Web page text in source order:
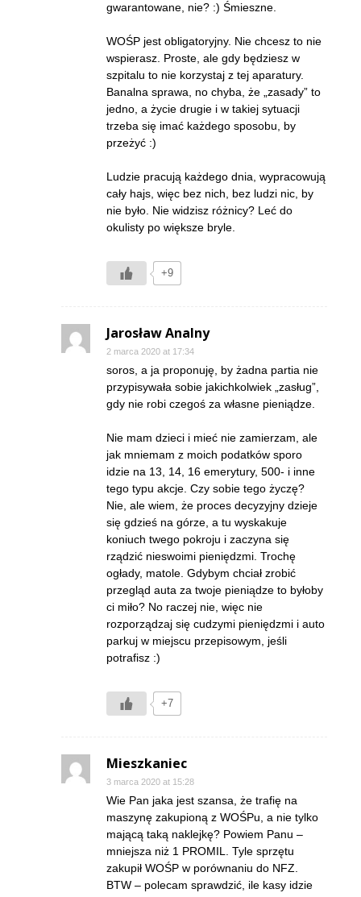
gwarantowane, nie? :) Śmieszne.
WOŚP jest obligatoryjny. Nie chcesz to nie
wspierasz. Proste, ale gdy będziesz w
szpitalu to nie korzystaj z tej aparatury.
Banalna sprawa, no chyba, że „zasady” to
jedno, a życie drugie i w takiej sytuacji
trzeba się imać każdego sposobu, by
przeżyć :)
Ludzie pracują każdego dnia, wypracowują
cały hajs, więc bez nich, bez ludzi nic, by
nie było. Nie widzisz różnicy? Leć do
okulisty po większe bryle.
+9
Jarosław Analny
2 marca 2020 at 17:34
soros, a ja proponuję, by żadna partia nie
przypisywała sobie jakichkolwiek „zasług”,
gdy nie robi czegoś za własne pieniądze.
Nie mam dzieci i mieć nie zamierzam, ale
jak mniemam z moich podatków sporo
idzie na 13, 14, 16 emerytury, 500- i inne
tego typu akcje. Czy sobie tego życzę?
Nie, ale wiem, że proces decyzyjny dzieje
się gdzieś na górze, a tu wyskakuje
koniuch twego pokroju i zaczyna się
rządzić nieswoimi pieniędzmi. Trochę
ogłady, matole. Gdybym chciał zrobić
przegląd auta za twoje pieniądze to byłoby
ci miło? No raczej nie, więc nie
rozporządzaj się cudzymi pieniędzmi i auto
parkuj w miejscu przepisowym, jeśli
potrafisz :)
+7
Mieszkaniec
3 marca 2020 at 15:28
Wie Pan jaka jest szansa, że trafię na
maszynę zakupioną z WOŚPu, a nie tylko
mającą taką naklejkę? Powiem Panu –
mniejsza niż 1 PROMIL. Tyle sprzętu
zakupił WOŚP w porównaniu do NFZ.
BTW – polecam sprawdzić, ile kasy idzie